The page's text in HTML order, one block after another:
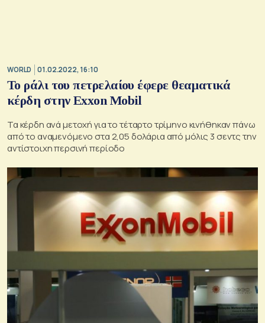
WORLD 01.02.2022, 16:10
Το ράλι του πετρελαίου έφερε θεαματικά
κέρδη στην Exxon Mobil
Τα κέρδη ανά μετοχή για το τέταρτο τρίμηνο κινήθηκαν πάνω
από το αναμενόμενο στα 2,05 δολάρια από μόλις 3 σεντς την
αντίστοιχη περσινή περίοδο